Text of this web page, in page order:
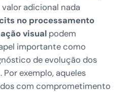
adicional nada
no processamento
visualpodem
importante como
de evolução dos
exemplo, aqueles
com comprometimento